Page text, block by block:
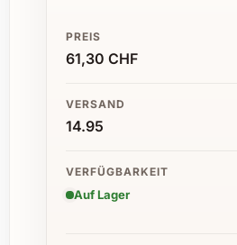
PREIS
61,30 CHF
VERSAND
14.95
VERFÜGBARKEIT
Auf Lager